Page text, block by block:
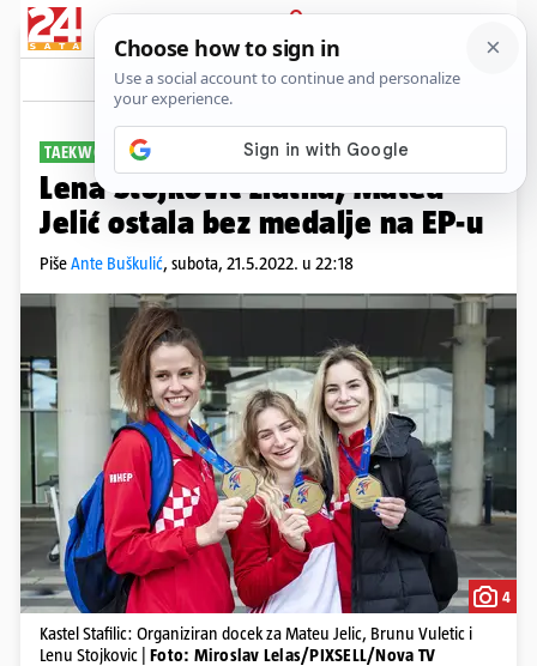
PRIJAVA
Sport Komentari
TAEKWONDO
Lena Stojković zlatna, Matea
Jelić ostala bez medalje na EP-u
PišeAnte Buškulić, subota, 21.5.2022. u 22:18
4
Kastel Stafilic: Organiziran docek za Mateu Jelic, Brunu Vuletic i
Lenu Stojkovic | Foto: Miroslav Lelas/PIXSELL/Nova TV